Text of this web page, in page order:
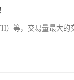
）等，交易量最大的